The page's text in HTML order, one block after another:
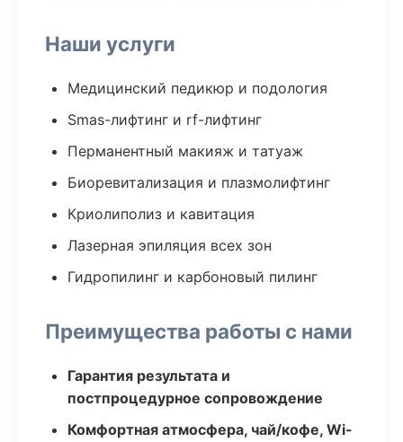
Наши услуги
Медицинский педикюр и подология
Smas-лифтинг и rf-лифтинг
Перманентный макияж и татуаж
Биоревитализация и плазмолифтинг
Криолиполиз и кавитация
Лазерная эпиляция всех зон
Гидропилинг и карбоновый пилинг
Преимущества работы с нами
Гарантия результата и
постпроцедурное сопровождение
Комфортная атмосфера, чай/кофе, Wi-